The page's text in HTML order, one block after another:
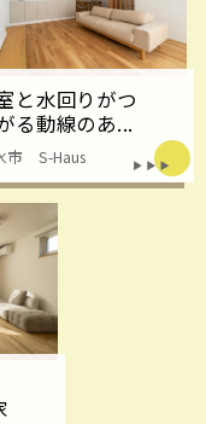
と水回りがつ
る動線のあ...
市 S-Haus